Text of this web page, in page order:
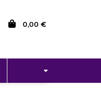
0,00 €